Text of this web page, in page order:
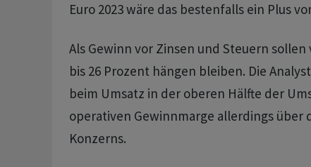
Euro 2023 wäre das bestenfalls ein Plus
Als Gewinn vor Zinsen und Steuern sollen
bis 26 Prozent hängen bleiben. Die
beim Umsatz in der oberen Hälfte der
operativen Gewinnmarge allerdings über
Konzerns.